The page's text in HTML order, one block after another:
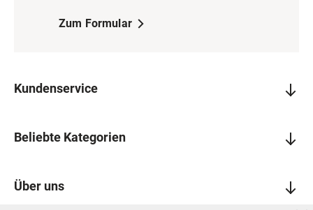
Zum Formular
Kundenservice
Beliebte Kategorien
Über uns